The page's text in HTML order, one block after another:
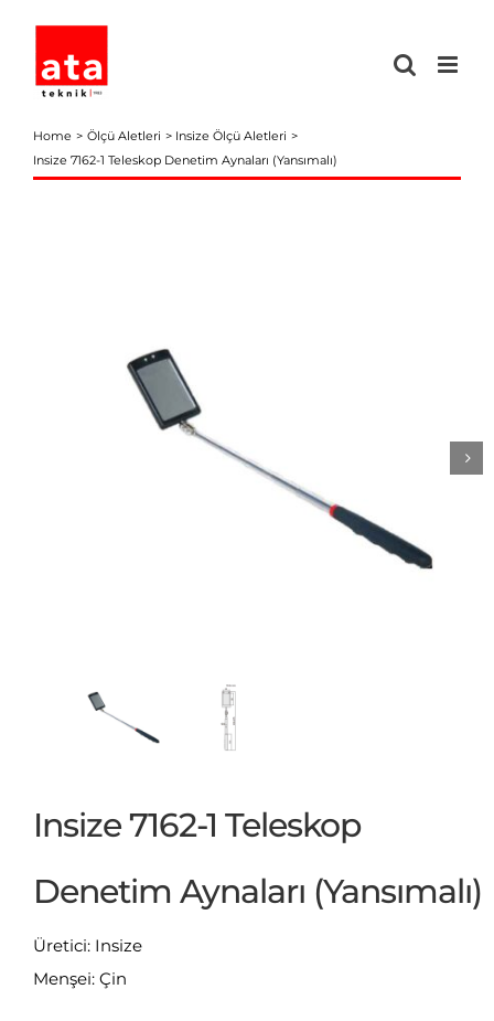
content
Home Ölçü Aletleri
Insize Ölçü Aletleri
Insize 7162-1 Teleskop Denetim Aynaları (Yansımalı)
Insize 7162-1 Teleskop
Denetim Aynaları (Yansımalı)
Üretici: Insize
Menşei: Çin